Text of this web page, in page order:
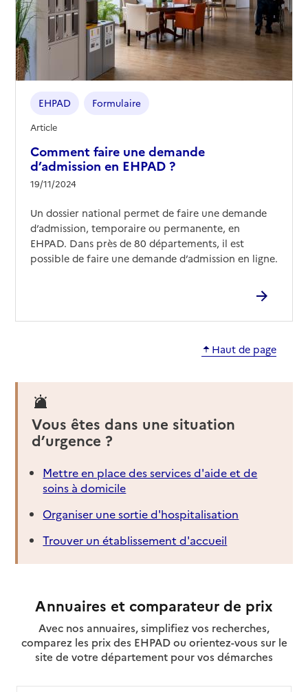
Comment faire une demande
d’admission en EHPAD ?
19/11/2024
EHPAD Formulaire
Article
Un dossier national permet de faire une demande
d’admission, temporaire ou permanente, en
EHPAD. Dans près de 80 départements, il est
possible de faire une demande d’admission en ligne.
Haut de page
Vous êtes dans une situation
d’urgence ?
Mettre en place des services d'aide et de
soins à domicile
Organiser une sortie d'hospitalisation
Trouver un établissement d'accueil
Annuaires et comparateur de prix
Avec nos annuaires, simplifiez vos recherches,
comparez les prix des EHPAD ou orientez-vous sur le
site de votre département pour vos démarches